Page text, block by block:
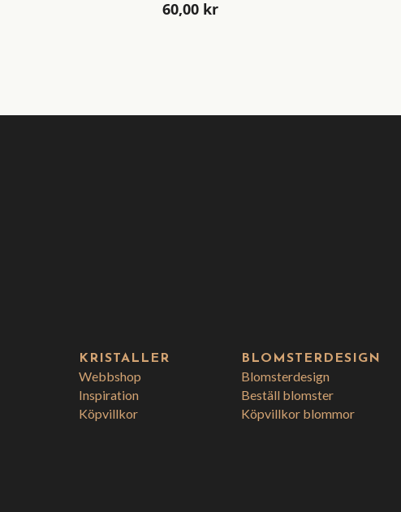
60,00 kr
KRISTALLER
Webbshop
Inspiration
Köpvillkor
BLOMSTERDESIGN
Blomsterdesign
Beställ blomster
Köpvillkor blommor